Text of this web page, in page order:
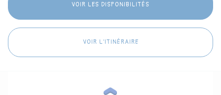
VOIR LES DISPONIBILITÉS
VOIR L'ITINÉRAIRE